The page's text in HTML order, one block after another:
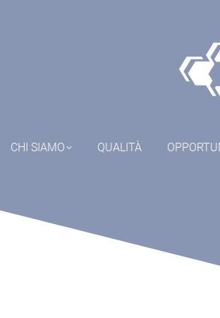
CHI SIAMO QUALITÀ